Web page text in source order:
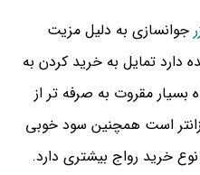
جوانسازی به دلیل مزیت
تمایل به خرید کردن به
بسیار مقروت به صرفه تر از
است همچنین سود خوبی
خرید رواج بیشتری دارد.